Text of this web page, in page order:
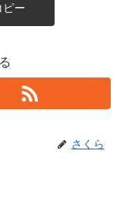
ピー
さくら